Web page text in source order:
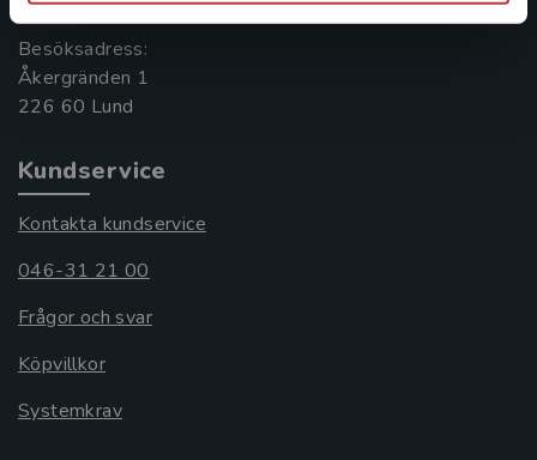
Besöksadress:
Åkergränden 1
Kundservice
Kontakta kundservice
046-31 21 00
Frågor och svar
Köpvillkor
Systemkrav